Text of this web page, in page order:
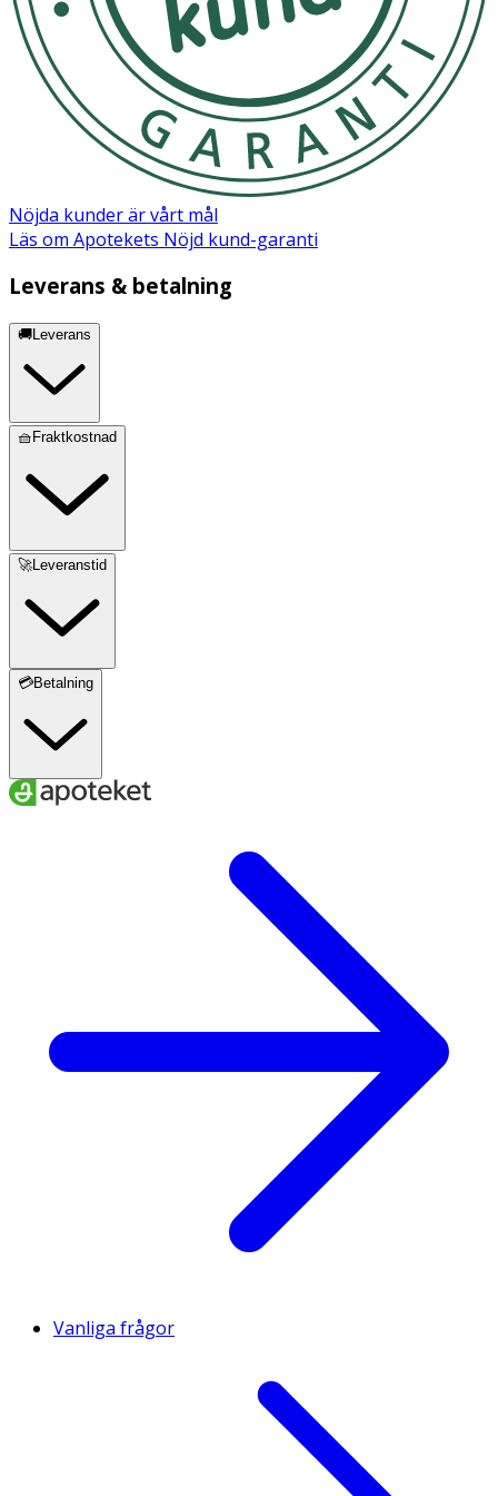
Nöjda kunder är vårt mål
Läs om Apotekets Nöjd kund-garanti
Leverans & betalning
🚚Leverans
🧺Fraktkostnad
🚀Leveranstid
💳Betalning
Vanliga frågor